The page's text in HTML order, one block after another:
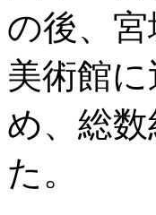
の後、
美術館
め、総
た。